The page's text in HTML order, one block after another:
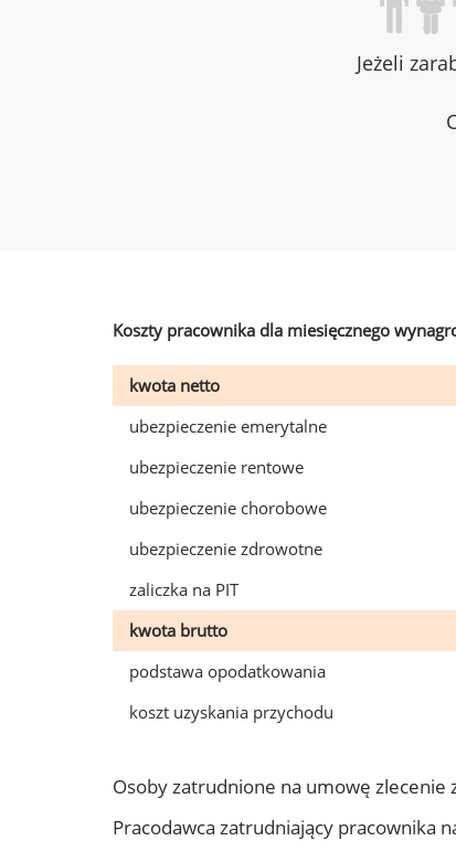
Jeżeli
Koszty pracownika dla miesięcznego
kwota netto
ubezpieczenie emerytalne
ubezpieczenie rentowe
ubezpieczenie chorobowe
ubezpieczenie zdrowotne
zaliczka na PIT
kwota brutto
podstawa opodatkowania
koszt uzyskania przychodu
Osoby zatrudnione na umowę
Pracodawca zatrudniający pracownika